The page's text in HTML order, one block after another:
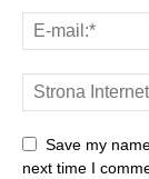
Save my
next time I